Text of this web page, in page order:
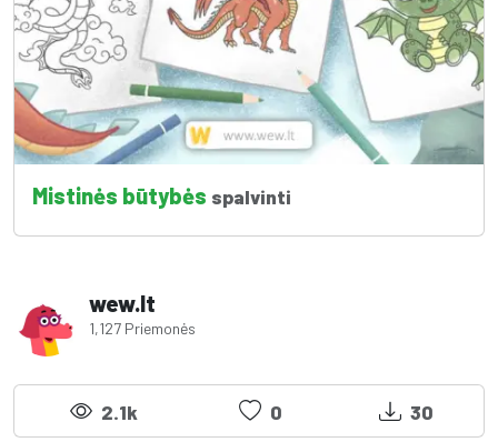
Mistinės būtybės spalvinti
wew.lt
1,127 Priemonės
2.1k 0 30